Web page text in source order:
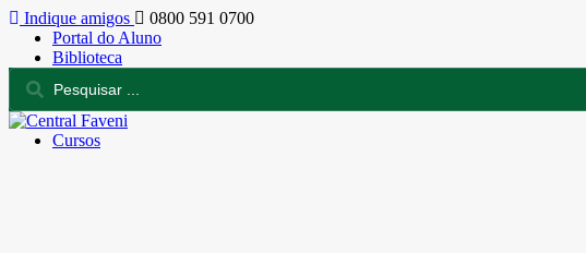
Indique amigos
0800 591 0700
Portal do Aluno
Biblioteca
Cursos